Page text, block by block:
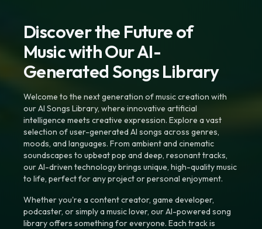
Discover the Future of
Music with Our AI-
Generated Songs Library
Welcome to the next generation of music creation with
our AI Songs Library, where innovative artificial
intelligence meets creative expression. Explore a vast
selection of user-generated AI songs across genres,
moods, and languages. From ambient and cinematic
soundscapes to upbeat pop and deep, resonant tracks,
our AI-driven technology brings unique, high-quality music
to life, perfect for any project or personal enjoyment.
Whether you're a content creator, game developer,
podcaster, or simply a music lover, our AI-powered song
library offers something for everyone. Each track is